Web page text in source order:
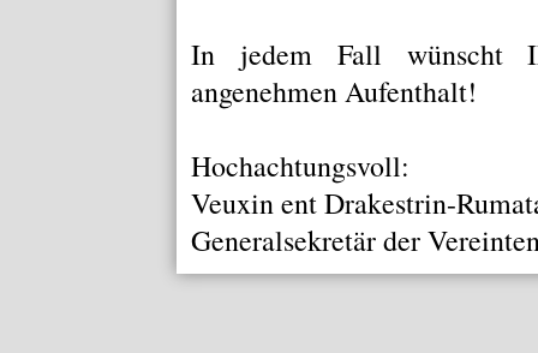
In jedem Fall wünscht
angenehmen Aufenthalt!
Hochachtungsvoll:
Veuxin ent Drakestrin-
Generalsekretär der